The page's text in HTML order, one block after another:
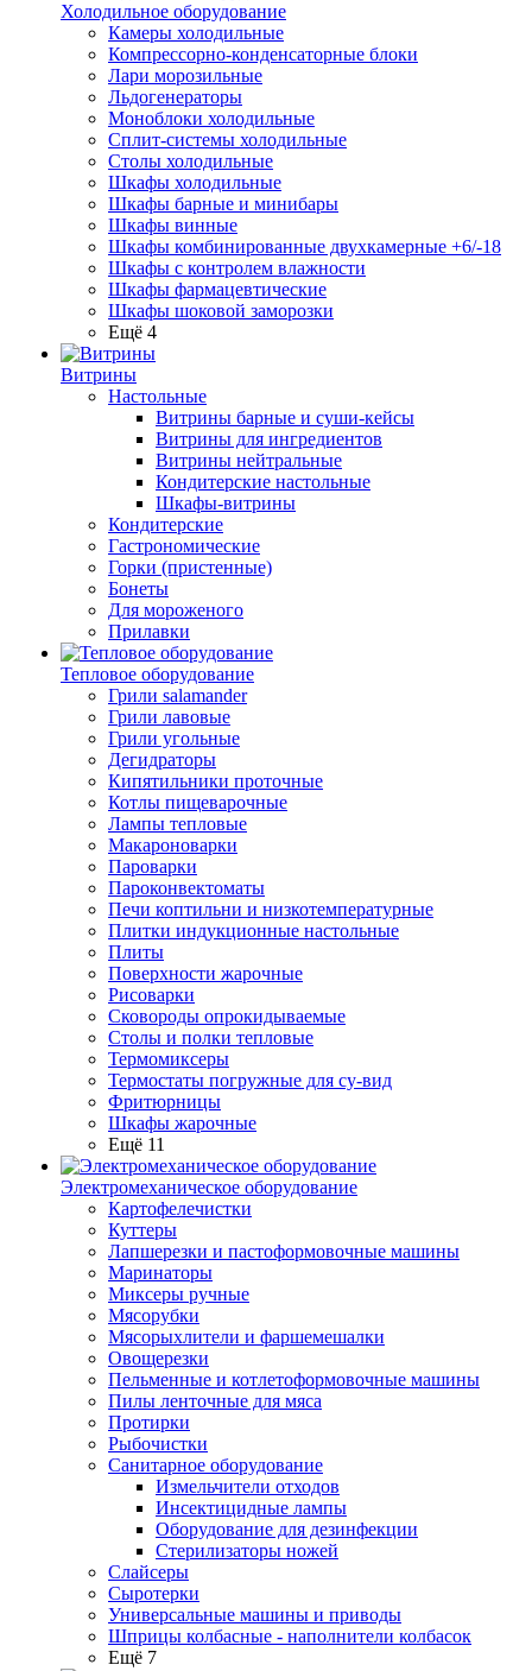
Холодильное оборудование
Камеры холодильные
Компрессорно-конденсаторные блоки
Лари морозильные
Льдогенераторы
Моноблоки холодильные
Сплит-системы холодильные
Столы холодильные
Шкафы холодильные
Шкафы барные и минибары
Шкафы винные
Шкафы комбинированные двухкамерные +6/-18
Шкафы с контролем влажности
Шкафы фармацевтические
Шкафы шоковой заморозки
Ещё 4
Витрины
Настольные
Витрины барные и суши-кейсы
Витрины для ингредиентов
Витрины нейтральные
Кондитерские настольные
Шкафы-витрины
Кондитерские
Гастрономические
Горки (пристенные)
Бонеты
Для мороженого
Прилавки
Тепловое оборудование
Грили salamander
Грили лавовые
Грили угольные
Дегидраторы
Кипятильники проточные
Котлы пищеварочные
Лампы тепловые
Макароноварки
Пароварки
Пароконвектоматы
Печи коптильни и низкотемпературные
Плитки индукционные настольные
Плиты
Поверхности жарочные
Рисоварки
Сковороды опрокидываемые
Столы и полки тепловые
Термомиксеры
Термостаты погружные для су-вид
Фритюрницы
Шкафы жарочные
Ещё 11
Электромеханическое оборудование
Картофелечистки
Куттеры
Лапшерезки и пастоформовочные машины
Маринаторы
Миксеры ручные
Мясорубки
Мясорыхлители и фаршемешалки
Овощерезки
Пельменные и котлетоформовочные машины
Пилы ленточные для мяса
Протирки
Рыбочистки
Санитарное оборудование
Измельчители отходов
Инсектицидные лампы
Оборудование для дезинфекции
Стерилизаторы ножей
Слайсеры
Сыротерки
Универсальные машины и приводы
Шприцы колбасные - наполнители колбасок
Ещё 7